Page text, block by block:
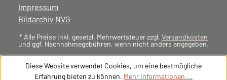
Impressum
Bildarchiv NVG
* Alle Preise inkl. gesetzl. Mehrwertsteuer zzgl. Versandkosten
und ggf. Nachnahmegebühren, wenn nicht anders angegeben.
Diese Website verwendet Cookies, um eine bestmögliche
Erfahrung bieten zu können. Mehr Informationen ...